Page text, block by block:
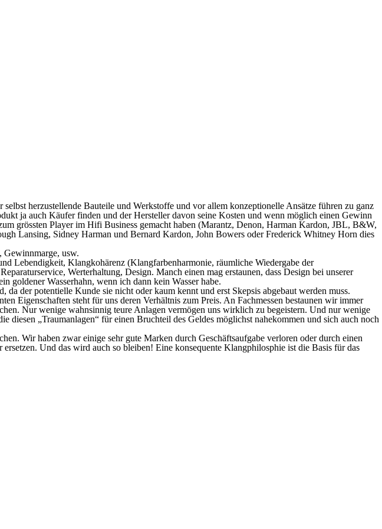
herzustellende Bauteile und Werkstoffe und vor allem konzeptionelle Ansätze führen zu ganz
ja auch Käufer finden und der Hersteller davon seine Kosten und wenn möglich einen Gewinn
grössten Player im Hifi Business gemacht haben (Marantz, Denon, Harman Kardon, JBL, B&W,
Lansing, Sidney Harman und Bernard Kardon, John Bowers oder Frederick Whitney Horn dies
Gewinnmarge, usw.
Lebendigkeit, Klangkohärenz (Klangfarbenharmonie, räumliche Wiedergabe der
Werterhaltung, Design. Manch einen mag erstaunen, dass Design bei unserer
goldener Wasserhahn, wenn ich dann kein Wasser habe.
der potentielle Kunde sie nicht oder kaum kennt und erst Skepsis abgebaut werden muss.
Eigenschaften steht für uns deren Verhältnis zum Preis. An Fachmessen bestaunen wir immer
Nur wenige wahnsinnig teure Anlagen vermögen uns wirklich zu begeistern. Und nur wenige
diesen „Traumanlagen“ für einen Bruchteil des Geldes möglichst nahekommen und sich auch noch
Wir haben zwar einige sehr gute Marken durch Geschäftsaufgabe verloren oder durch einen
Und das wird auch so bleiben! Eine konsequente Klangphilosphie ist die Basis für das